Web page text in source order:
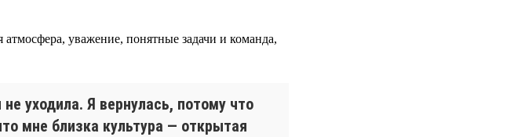
уважение, понятные задачи и команда,
уходила. Я вернулась, потому что
мне близка культура — открытая